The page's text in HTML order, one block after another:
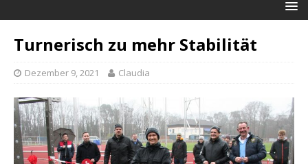
Turnerisch zu mehr Stabilität
Dezember 9, 2021 Claudia